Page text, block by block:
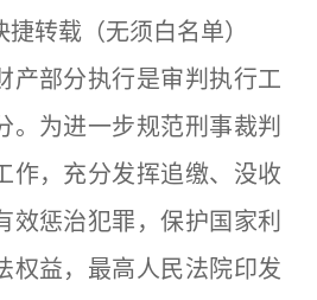
转载（无须白名单）
部分执行是审判执行工
。为进一步规范刑事裁判
作，充分发挥追缴、没收
效惩治犯罪，保护国家利
权益，最高人民法院印发